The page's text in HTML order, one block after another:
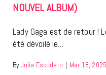
NOUVEL ALBUM)
Lady Gaga est de retour !
été dévoilé le…
By Julia Escudero | Mar 18, 2025